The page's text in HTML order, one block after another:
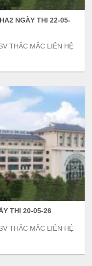
NGÀY THI 22-05-
THẮC MẮC LIÊN HỆ
THI 20-05-26
THẮC MẮC LIÊN HỆ